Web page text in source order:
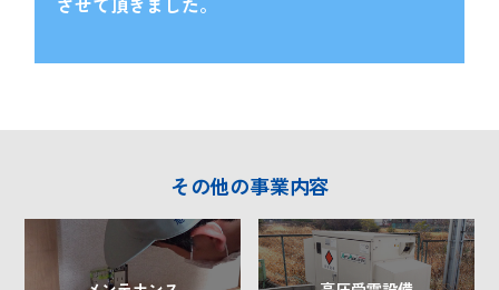
その他の事業内容